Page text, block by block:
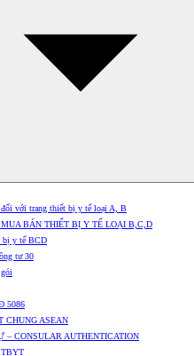
đối với trang thiết bị y tế loại A, B
BÁN THIẾT BỊ Y TẾ LOẠI B,C,D
bị y tế BCD
tư 30
5086
CHUNG ASEAN
– CONSULAR AUTHENTICATION
TBYT